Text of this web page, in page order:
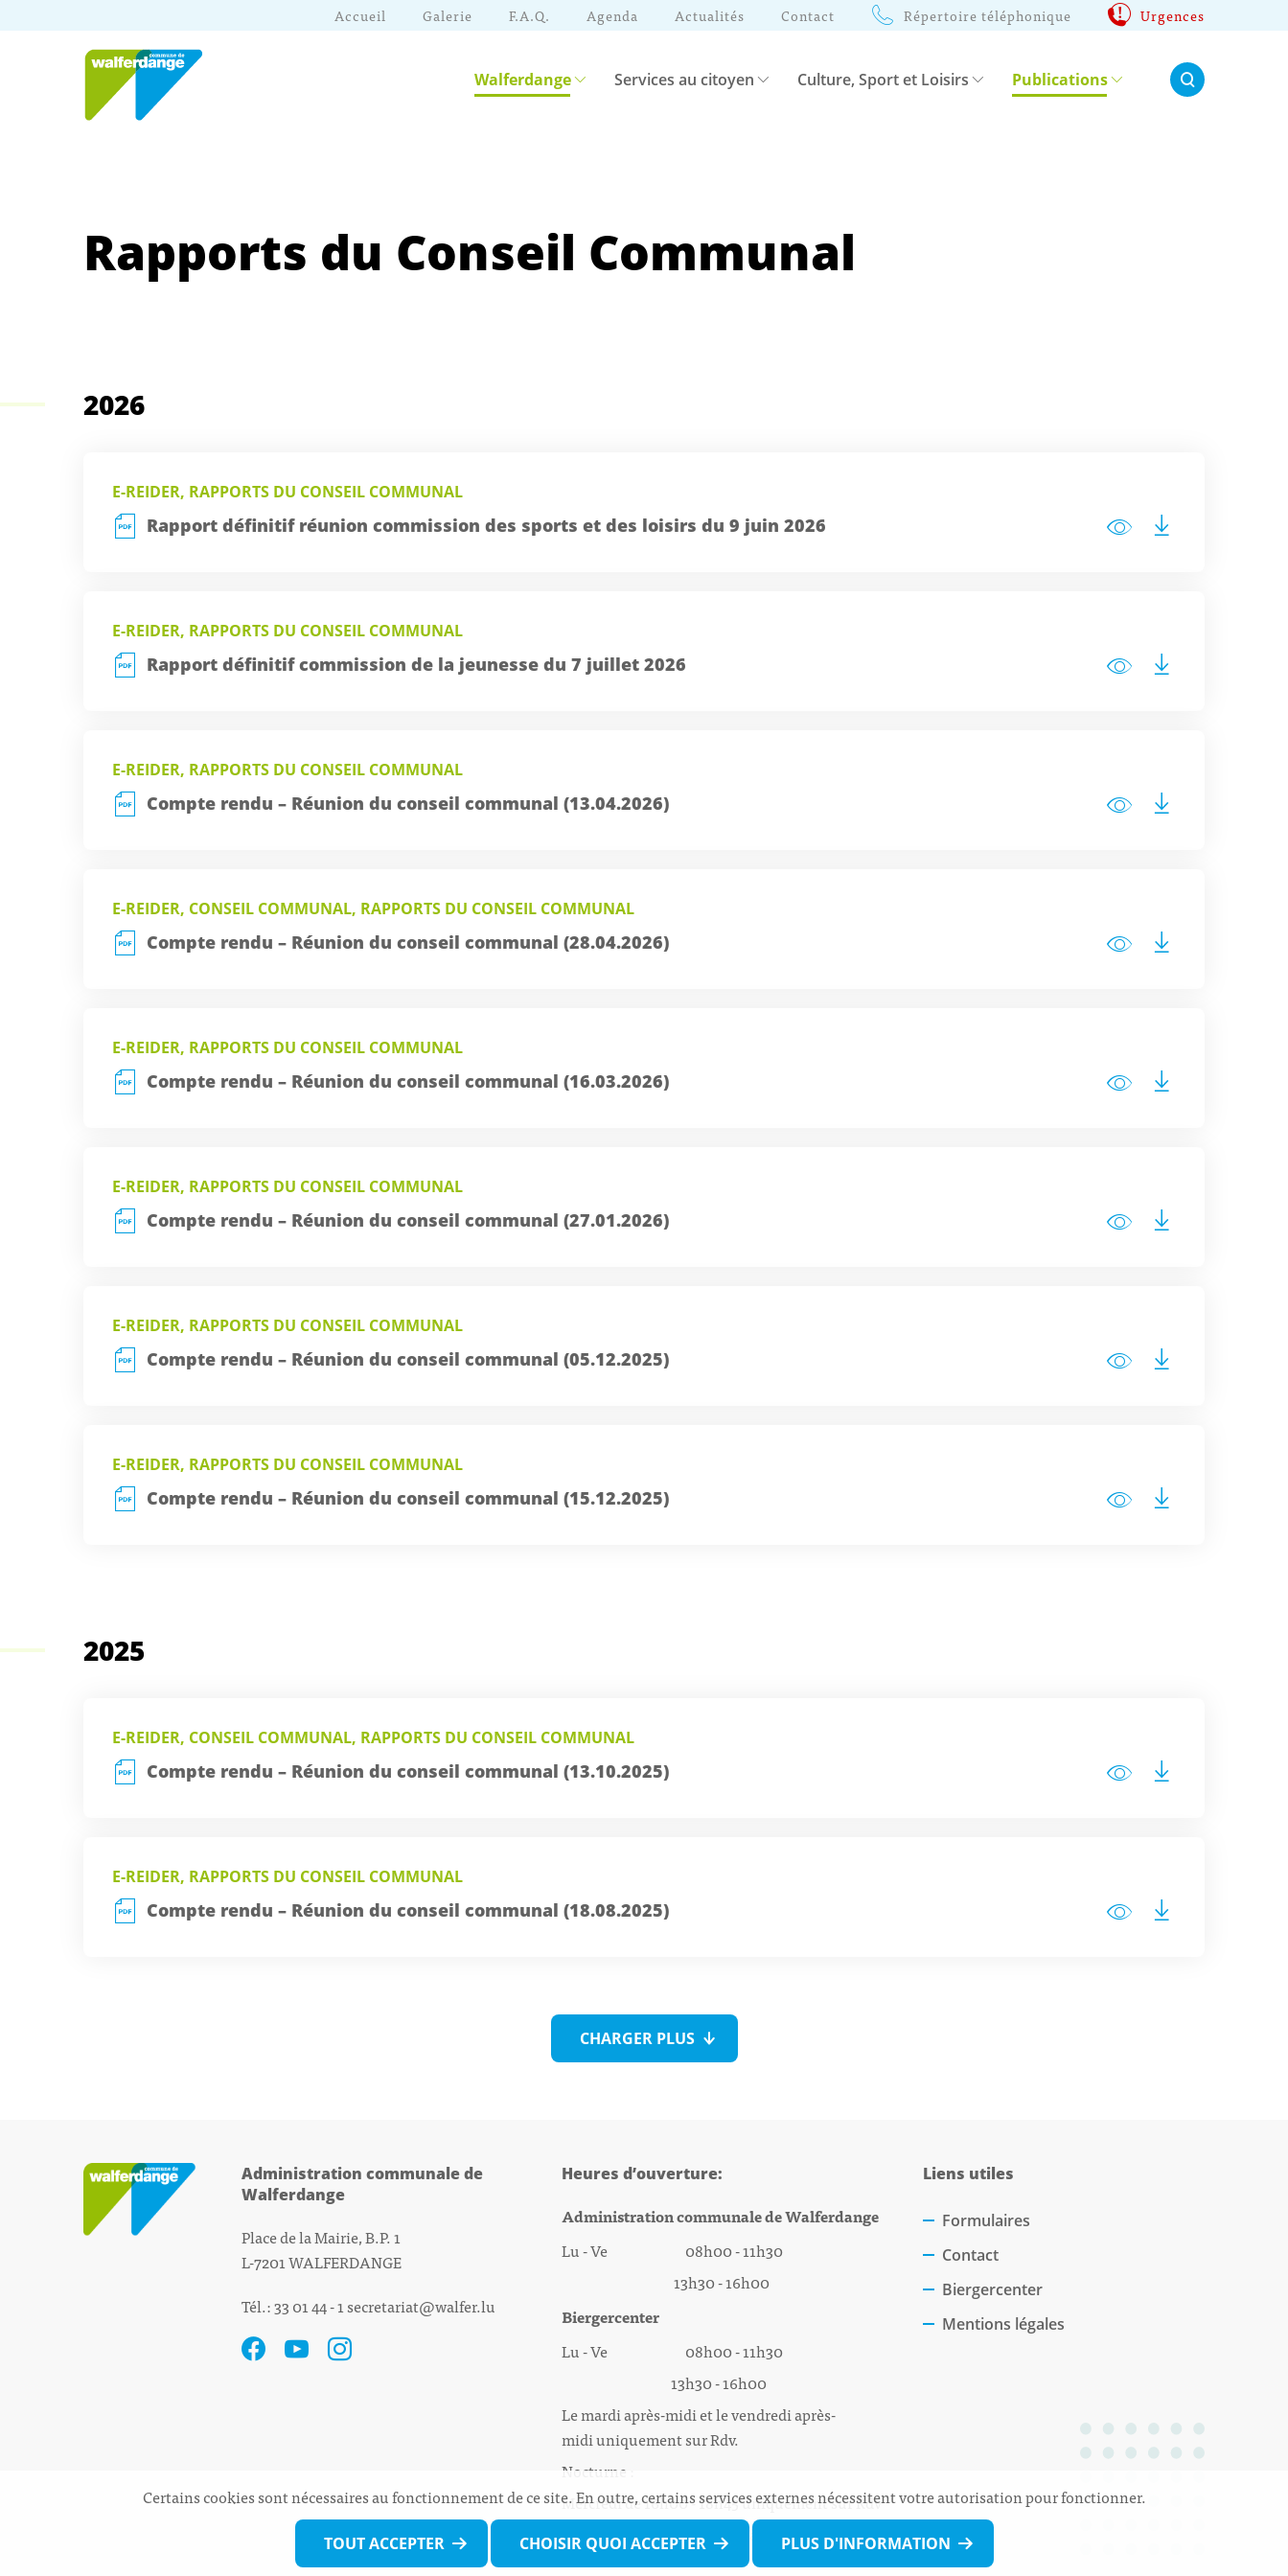
Accueil Galerie F.A.Q. Agenda Actualités Contact Répertoire téléphonique Urgences
Walferdange Services au citoyen Culture, Sport et Loisirs Publications Rechercher:
Rapports du Conseil Communal
2026
E-REIDER, RAPPORTS DU CONSEIL COMMUNAL
Rapport définitif réunion commission des sports et des loisirs du 9 juin 2026
E-REIDER, RAPPORTS DU CONSEIL COMMUNAL
Rapport définitif commission de la jeunesse du 7 juillet 2026
E-REIDER, RAPPORTS DU CONSEIL COMMUNAL
Compte rendu – Réunion du conseil communal (13.04.2026)
E-REIDER, CONSEIL COMMUNAL, RAPPORTS DU CONSEIL COMMUNAL
Compte rendu – Réunion du conseil communal (28.04.2026)
E-REIDER, RAPPORTS DU CONSEIL COMMUNAL
Compte rendu – Réunion du conseil communal (16.03.2026)
E-REIDER, RAPPORTS DU CONSEIL COMMUNAL
Compte rendu – Réunion du conseil communal (27.01.2026)
E-REIDER, RAPPORTS DU CONSEIL COMMUNAL
Compte rendu – Réunion du conseil communal (05.12.2025)
E-REIDER, RAPPORTS DU CONSEIL COMMUNAL
Compte rendu – Réunion du conseil communal (15.12.2025)
2025
E-REIDER, CONSEIL COMMUNAL, RAPPORTS DU CONSEIL COMMUNAL
Compte rendu – Réunion du conseil communal (13.10.2025)
E-REIDER, RAPPORTS DU CONSEIL COMMUNAL
Compte rendu – Réunion du conseil communal (18.08.2025)
CHARGER PLUS
Administration communale de
Walferdange
Place de la Mairie, B.P. 1
L-7201 WALFERDANGE
Tél.: 33 01 44 - 1secretariat@walfer.lu
Heures d’ouverture:
Administration communale de Walferdange
Lu - Ve 08h00 - 11h30
13h30 - 16h00
Biergercenter
Lu - Ve 08h00 - 11h30
13h30 - 16h00
Le mardi après-midi et le vendredi après-
midi uniquement sur Rdv.
Nocturne :
Mercredi de 16h00 - 18h45 uniquement sur Rdv
(prise de Rdv possible jusqu'à mardi 11h30).
Liens utiles
Formulaires
Contact
Biergercenter
Mentions légales
Certains cookies sont nécessaires au fonctionnement de ce site. En outre, certains services externes nécessitent votre autorisation pour fonctionner.
TOUT ACCEPTER CHOISIR QUOI ACCEPTER PLUS D'INFORMATION